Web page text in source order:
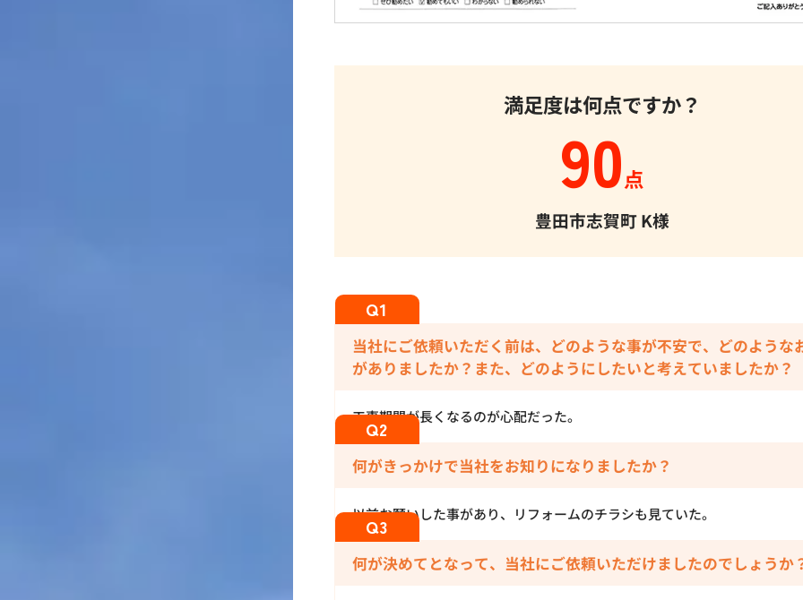
満足度は何点ですか？
90点
豊田市志賀町K様
当社にご依頼いただく前は、どのような事が不安で、どのような
がありましたか？また、どのようにしたいと考えていましたか？
工事期間が長くなるのが心配だった。
何がきっかけで当社をお知りになりましたか？
以前お願いした事があり、リフォームのチラシも見ていた。
何が決めてとなって、当社にご依頼いただけましたのでしょうか